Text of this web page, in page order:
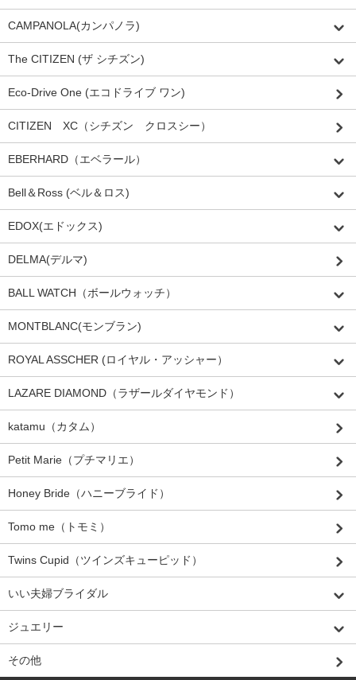
CAMPANOLA(カンパノラ)
The CITIZEN (ザ シチズン)
Eco-Drive One (エコドライブ ワン)
CITIZEN XC（シチズン クロスシー）
EBERHARD（エベラール）
Bell＆Ross (ベル＆ロス)
EDOX(エドックス)
DELMA(デルマ)
BALL WATCH（ボールウォッチ）
MONTBLANC(モンブラン)
ROYAL ASSCHER (ロイヤル・アッシャー）
LAZARE DIAMOND（ラザールダイヤモンド）
katamu（カタム）
Petit Marie（プチマリエ）
Honey Bride（ハニーブライド）
Tomo me（トモミ）
Twins Cupid（ツインズキューピッド）
いい夫婦ブライダル
ジュエリー
その他